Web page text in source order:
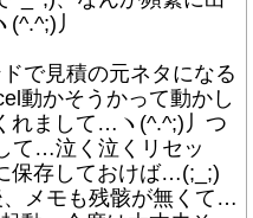
丿
で見積の元ネタになる
動かそうかって動かし
れまして…ヽ(^.^;)丿つ
て…泣く泣くリセッ
保存しておけば…(;_;)
メモも残骸が無くて…